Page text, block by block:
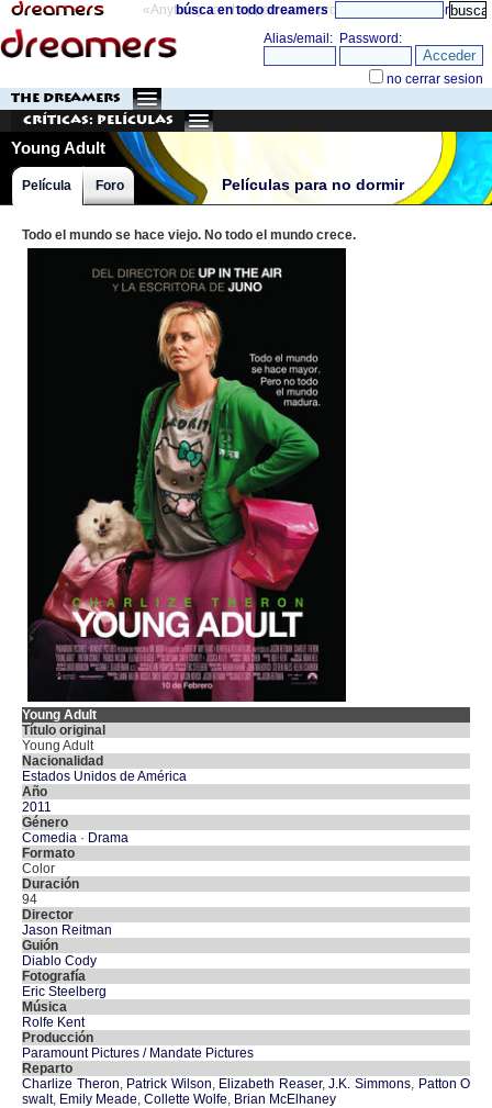
«Anything can happen and it probably will» directorio
búsca en todo dreamers
THE DREAMERS
Críticas: Películas
Young Adult
Películas para no dormir
Película Foro
Todo el mundo se hace viejo. No todo el mundo crece.
Young Adult
Título original
Young Adult
Nacionalidad
Estados Unidos de América
Año
2011
Género
Comedia · Drama
Formato
Color
Duración
94
Director
Jason Reitman
Guión
Diablo Cody
Fotografía
Eric Steelberg
Música
Rolfe Kent
Producción
Paramount Pictures / Mandate Pictures
Reparto
Charlize Theron Patrick Wilson Elizabeth Reaser,J.K. Simmons, Patton O
swalt, Emily Meade Collette Wolfe Brian McElhaney